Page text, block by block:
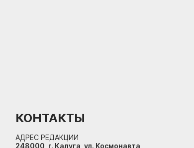
КОНТАКТЫ
АДРЕС РЕДАКЦИИ
248000, г. Калуга, ул. Космонавта